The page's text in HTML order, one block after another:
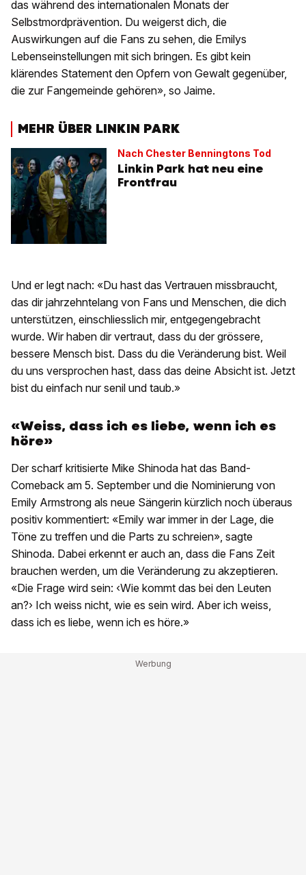
das während des internationalen Monats der
Selbstmordprävention. Du weigerst dich, die
Auswirkungen auf die Fans zu sehen, die Emilys
Lebenseinstellungen mit sich bringen. Es gibt kein
klärendes Statement den Opfern von Gewalt gegenüber,
die zur Fangemeinde gehören», so Jaime.
MEHR ÜBER LINKIN PARK
Nach Chester Benningtons Tod
Linkin Park hat neu eine
Frontfrau
Und er legt nach: «Du hast das Vertrauen missbraucht,
das dir jahrzehntelang von Fans und Menschen, die dich
unterstützen, einschliesslich mir, entgegengebracht
wurde. Wir haben dir vertraut, dass du der grössere,
bessere Mensch bist. Dass du die Veränderung bist. Weil
du uns versprochen hast, dass das deine Absicht ist. Jetzt
bist du einfach nur senil und taub.»
«Weiss, dass ich es liebe, wenn ich es
höre»
Der scharf kritisierte Mike Shinoda hat das Band-
Comeback am 5. September und die Nominierung von
Emily Armstrong als neue Sängerin kürzlich noch überaus
positiv kommentiert: «Emily war immer in der Lage, die
Töne zu treffen und die Parts zu schreien», sagte
Shinoda. Dabei erkennt er auch an, dass die Fans Zeit
brauchen werden, um die Veränderung zu akzeptieren.
«Die Frage wird sein: ‹Wie kommt das bei den Leuten
an?› Ich weiss nicht, wie es sein wird. Aber ich weiss,
dass ich es liebe, wenn ich es höre.»